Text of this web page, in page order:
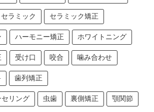
セラミック セラミック矯正
ハーモニー矯正 ホワイトニング
受け口 咬合 噛み合わせ
歯列矯正
リング 虫歯 裏側矯正 顎関節